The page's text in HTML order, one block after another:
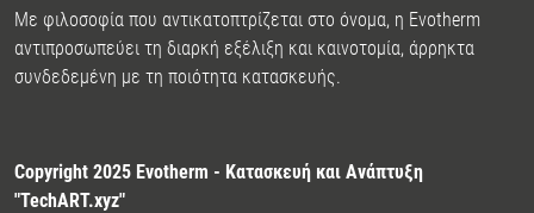
Με φιλοσοφία που αντικατοπτρίζεται στο όνομα, η Evotherm
αντιπροσωπεύει τη διαρκή εξέλιξη και καινοτομία, άρρηκτα
συνδεδεμένη με τη ποιότητα κατασκευής.
Copyright 2025 Evotherm - Κατασκευή και Ανάπτυξη
"TechART.xyz"